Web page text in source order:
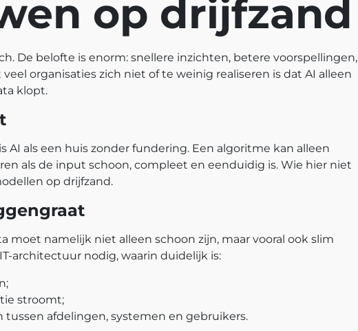
op drijfzand
De belofte is enorm: snellere inzichten, betere voorspellingen,
organisaties zich niet of te weinig realiseren is dat AI alleen
klopt.
AI als een huis zonder fundering. Een algoritme kan alleen
als de input schoon, compleet en eenduidig is. Wie hier niet
op drijfzand.
moet namelijk niet alleen schoon zijn, maar vooral ook slim
architectuur nodig, waarin duidelijk is:
stroomt;
tussen afdelingen, systemen en gebruikers.